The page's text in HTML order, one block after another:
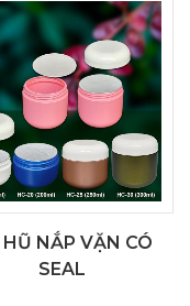
HŨ NẮP VẶN CÓ
SEAL